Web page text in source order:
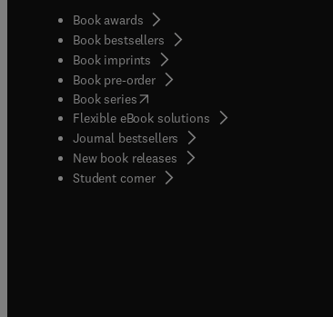
Book awards
Book bestsellers
Book imprints
Book pre-order
Book series(opens in new tab/window
Flexible eBook solutions
Journal bestsellers
New book releases
Student corner( opens in new tab/window